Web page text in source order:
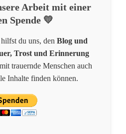
Arbeit mit einer
Spende 💛
du uns, den Blog und
Trost und Erinnerung
trauernde Menschen auch
Inhalte finden können.